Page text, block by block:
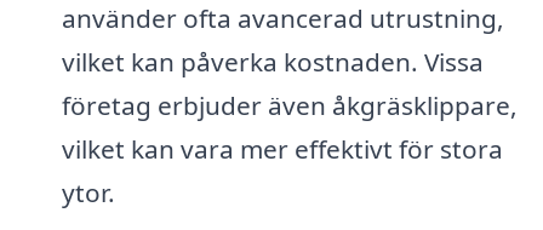
använder ofta avancerad utrustning,
vilket kan påverka kostnaden. Vissa
företag erbjuder även åkgräsklippare,
vilket kan vara mer effektivt för stora
ytor.